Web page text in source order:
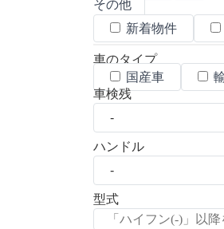
その他
新着物件
車のタイプ
国産車
車検残
ハンドル
型式